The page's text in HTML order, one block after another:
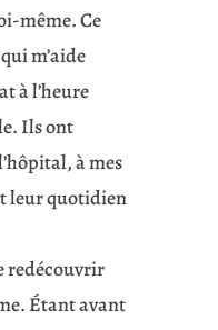
même. Ce
m’aide
à l’heure
Ils ont
à mes
leur quotidien
redécouvrir
Étant avant